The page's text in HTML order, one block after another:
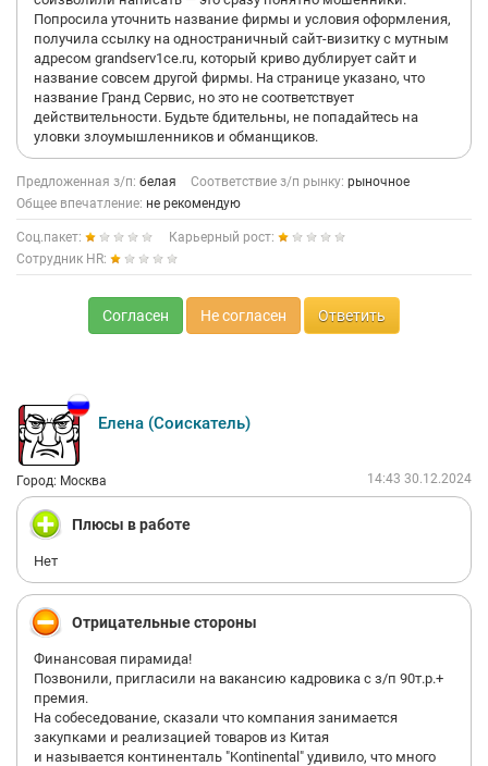
Анкеты, которые выдавали на заполнение, в обоих офисах
были одинаковыми. Только во втором офисе мне сказали, что
если я окажусь подходящим им кандидатом, со мной
свяжутся. Буквально через пару часов мне позвонили,
сказали, что одобрили мою кандидатуру. Предложили завтра
приехать на оформление. Я была удивлена- мне не
предложили даже элементарно прийти на пробный день, а
элементарно компьютера. Чем заниматься в общих чертах
рассказали, нет точности в окладе, но думаю, и так понятно,
что это всё мутная схема
Попросила уточнить название фирмы и условия оформления,
получила ссылку на одностраничный сайт-визитку с мутным
адресом grandserv1ce.ru, который криво дублирует сайт и
название совсем другой фирмы. На странице указано, что
название Гранд Сервис, но это не соответствует
действительности. Будьте бдительны, не попадайтесь на
уловки злоумышленников и обманщиков.
Предложенная з/п: белая Соответствие з/п рынку: рыночное
Общее впечатление: не рекомендую
Соц.пакет:
Карьерный рост:
Сотрудник HR:
Согласен Не согласен Ответить
Елена (Соискатель)
Город: Москва 14:43 30.12.2024
Плюсы в работе
Нет
Отрицательные стороны
Финансовая пирамида!
Позвонили, пригласили на вакансию кадровика с з/п 90т.р.+
премия.
На собеседование, сказали что компания занимается
закупками и реализацией товаров из Китая
и называется континенталь "Kontinental" удивило, что много